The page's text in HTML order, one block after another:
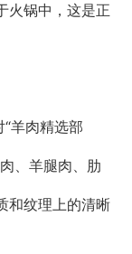
火锅中，这是正
羊肉精选部
、羊腿肉、肋
和纹理上的清晰